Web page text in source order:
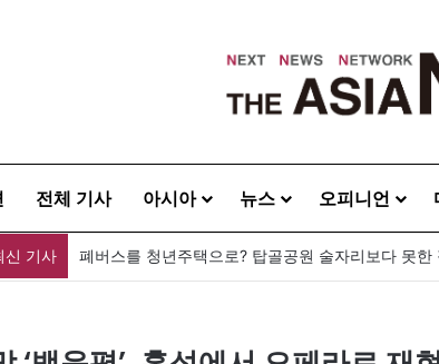
전체 기사 아시아 뉴스 오피니언
신 기사 폐버스를 청년주택으로? 탑골공원 술자리보다 못한